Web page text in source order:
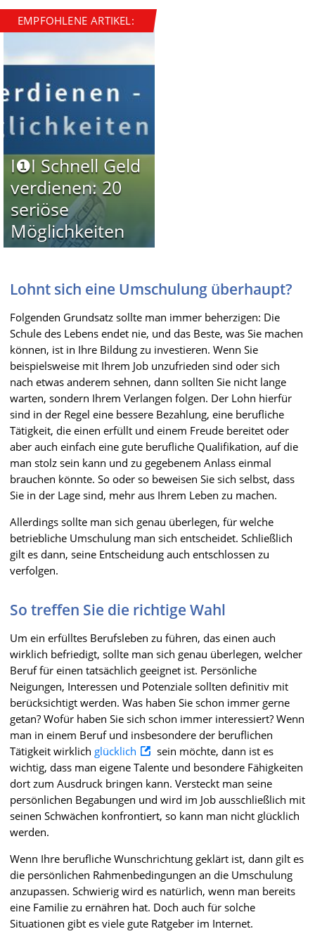
EMPFOHLENE ARTIKEL:
I❶I Schnell Geld
verdienen: 20
seriöse
Möglichkeiten
Lohnt sich eine Umschulung überhaupt?
Folgenden Grundsatz sollte man immer beherzigen: Die
Schule des Lebens endet nie, und das Beste, was Sie machen
können, ist in Ihre Bildung zu investieren. Wenn Sie
beispielsweise mit Ihrem Job unzufrieden sind oder sich
nach etwas anderem sehnen, dann sollten Sie nicht lange
warten, sondern Ihrem Verlangen folgen. Der Lohn hierfür
sind in der Regel eine bessere Bezahlung, eine berufliche
Tätigkeit, die einen erfüllt und einem Freude bereitet oder
aber auch einfach eine gute berufliche Qualifikation, auf die
man stolz sein kann und zu gegebenem Anlass einmal
brauchen könnte. So oder so beweisen Sie sich selbst, dass
Sie in der Lage sind, mehr aus Ihrem Leben zu machen.
Allerdings sollte man sich genau überlegen, für welche
betriebliche Umschulung man sich entscheidet. Schließlich
gilt es dann, seine Entscheidung auch entschlossen zu
verfolgen.
So treffen Sie die richtige Wahl
Um ein erfülltes Berufsleben zu führen, das einen auch
wirklich befriedigt, sollte man sich genau überlegen, welcher
Beruf für einen tatsächlich geeignet ist. Persönliche
Neigungen, Interessen und Potenziale sollten definitiv mit
berücksichtigt werden. Was haben Sie schon immer gerne
getan? Wofür haben Sie sich schon immer interessiert? Wenn
man in einem Beruf und insbesondere der beruflichen
Tätigkeit wirklich glücklich
sein möchte, dann ist es
wichtig, dass man eigene Talente und besondere Fähigkeiten
dort zum Ausdruck bringen kann. Versteckt man seine
persönlichen Begabungen und wird im Job ausschließlich mit
seinen Schwächen konfrontiert, so kann man nicht glücklich
werden.
Wenn Ihre berufliche Wunschrichtung geklärt ist, dann gilt es
die persönlichen Rahmenbedingungen an die Umschulung
anzupassen. Schwierig wird es natürlich, wenn man bereits
eine Familie zu ernähren hat. Doch auch für solche
Situationen gibt es viele gute Ratgeber im Internet.